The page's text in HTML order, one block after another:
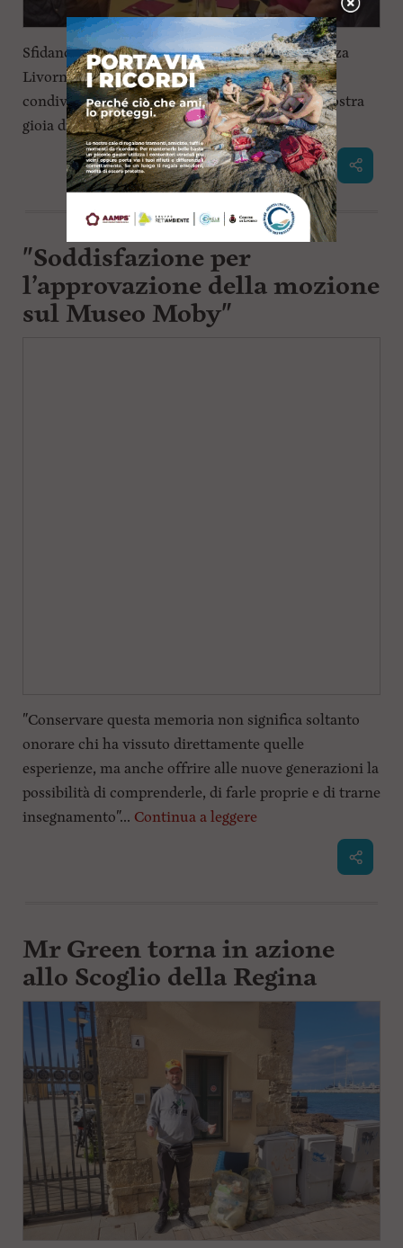
Sfidando un clima non proprio favorevole (mezza
Livorno era allagata) ci siamo ritrovati per
condividere i nostri ricordi ma soprattutto la nostra
gioia di stare insieme...Continua a leggere
"Soddisfazione per
l’approvazione della mozione
sul Museo Moby"
"Conservare questa memoria non significa soltanto
onorare chi ha vissuto direttamente quelle
esperienze, ma anche offrire alle nuove generazioni la
possibilità di comprenderle, di farle proprie e di trarne
insegnamento"... Continua a leggere
Mr Green torna in azione
allo Scoglio della Regina